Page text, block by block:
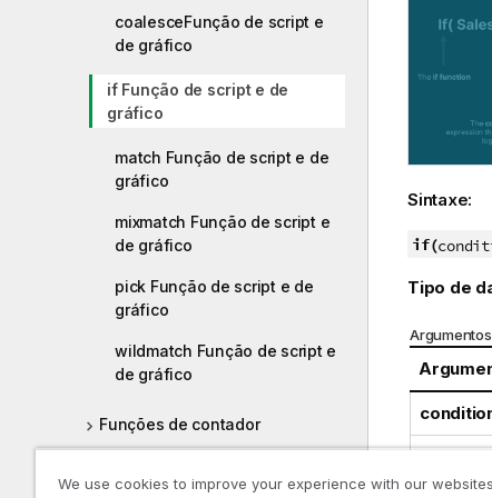
coalesceFunção de script e
de gráfico
if Função de script e de
gráfico
match Função de script e de
gráfico
mixmatch Função de script e
de gráfico
pick Função de script e de
gráfico
wildmatch Função de script e
de gráfico
Funções de contador
Sintaxe:
if(
Tipo de
Argumentos
We use cookies to improve your experience with our